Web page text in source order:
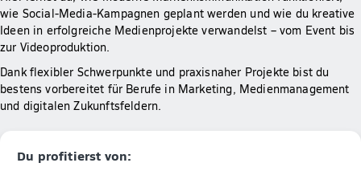
wie Social-Media-Kampagnen geplant werden und wie du kreative
Ideen in erfolgreiche Medienprojekte verwandelst – vom Event bis
zur Videoproduktion.
Dank flexibler Schwerpunkte und praxisnaher Projekte bist du
bestens vorbereitet für Berufe in Marketing, Medienmanagement
und digitalen Zukunftsfeldern.
Du profitierst von: